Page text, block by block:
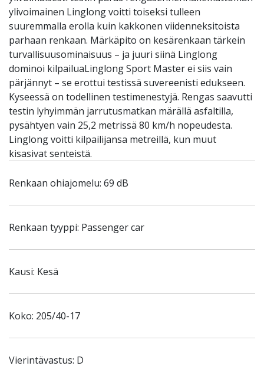
ylivoimainen Linglong voitti toiseksi tulleen
suuremmalla erolla kuin kakkonen viidenneksitoista
parhaan renkaan. Märkäpito on kesärenkaan tärkein
turvallisuusominaisuus – ja juuri siinä Linglong
dominoi kilpailuaLinglong Sport Master ei siis vain
pärjännyt – se erottui testissä suvereenisti edukseen.
Kyseessä on todellinen testimenestyjä. Rengas saavutti
testin lyhyimmän jarrutusmatkan märällä asfaltilla,
pysähtyen vain 25,2 metrissä 80 km/h nopeudesta.
Linglong voitti kilpailijansa metreillä, kun muut
kisasivat senteistä.
Renkaan ohiajomelu: 69 dB
Renkaan tyyppi: Passenger car
Kausi: Kesä
Koko: 205/40-17
Vierintävastus: D